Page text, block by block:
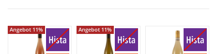
Angebot 11% Angebot 11%